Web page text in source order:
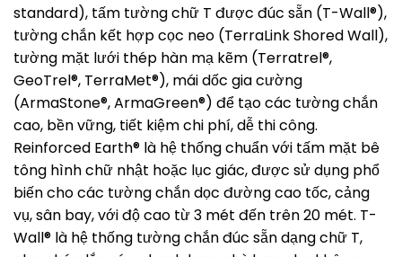
standard), tấm tường chữ T được đúc sẵn (T-Wall®),
tường chắn kết hợp cọc neo (TerraLink Shored Wall),
tường mặt lưới thép hàn mạ kẽm (Terratrel®,
GeoTrel®, TerraMet®), mái dốc gia cường
(ArmaStone®, ArmaGreen®) để tạo các tường chắn
cao, bền vững, tiết kiệm chi phí, dễ thi công.
Reinforced Earth® là hệ thống chuẩn với tấm mặt bê
tông hình chữ nhật hoặc lục giác, được sử dụng phổ
biến cho các tường chắn dọc đường cao tốc, cảng
vụ, sân bay, với độ cao từ 3 mét đến trên 20 mét. T-
Wall® là hệ thống tường chắn đúc sẵn dạng chữ T,